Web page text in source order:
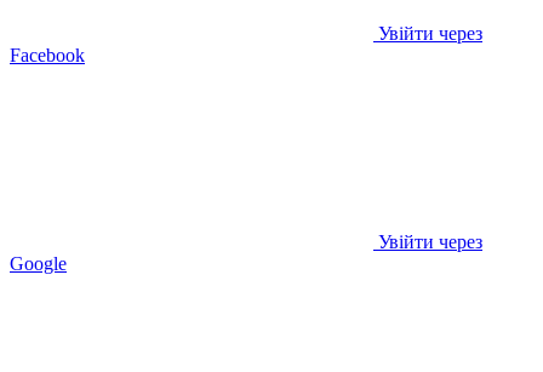
Увійти через
Facebook
Увійти через
Google